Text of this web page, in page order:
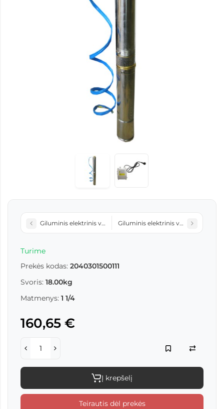
Giluminis elektrinis vandens siurblys E4QGD1,5-60-0,55
Giluminis elektrinis vandens
Turime
Prekės kodas: 2040301500111
Svoris: 18.00kg
Matmenys: 1 1/4
160,65 €
Į krepšelį
Teirautis dėl prekės